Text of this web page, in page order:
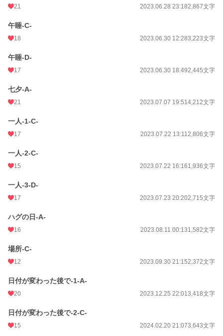
累計ポイント
21 2023.06.28 23:182,867文字
午睡-C-
18 2023.06.30 12:283,223文字
午睡-D-
17 2023.06.30 18:492,445文字
七夕-A-
21 2023.07.07 19:514,212文字
一人-1-C-
17 2023.07.22 13:112,806文字
一人-2-C-
15 2023.07.22 16:161,936文字
一人-3-D-
17 2023.07.23 20:202,715文字
ハグの日-A-
16 2023.08.11 00:131,582文字
場所-C-
12 2023.09.30 21:152,372文字
日付が変わった後で-1-A-
20 2023.12.25 22:013,418文字
日付が変わった後で-2-C-
15 2024.02.20 21:073,643文字